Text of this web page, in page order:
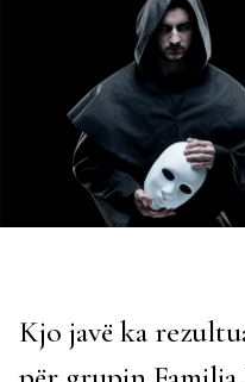
Kjo javë ka